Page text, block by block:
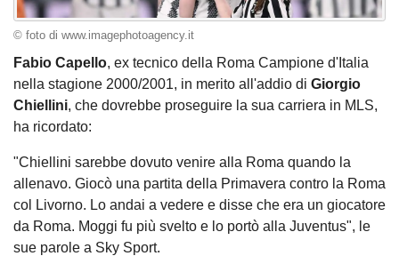
© foto di www.imagephotoagency.it
Fabio Capello, ex tecnico della Roma Campione d'Italia
nella stagione 2000/2001, in merito all'addio di Giorgio
Chiellini, che dovrebbe proseguire la sua carriera in MLS,
ha ricordato:
"Chiellini sarebbe dovuto venire alla Roma quando la
allenavo. Giocò una partita della Primavera contro la Roma
col Livorno. Lo andai a vedere e disse che era un giocatore
da Roma. Moggi fu più svelto e lo portò alla Juventus", le
sue parole a Sky Sport.